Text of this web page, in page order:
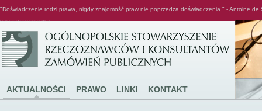
"Doświadczenie rodzi prawa, nigdy znajomość praw nie poprzedza doświadczenia." - Antoine de
AKTUALNOŚCI PRAWO LINKI KONTAKT